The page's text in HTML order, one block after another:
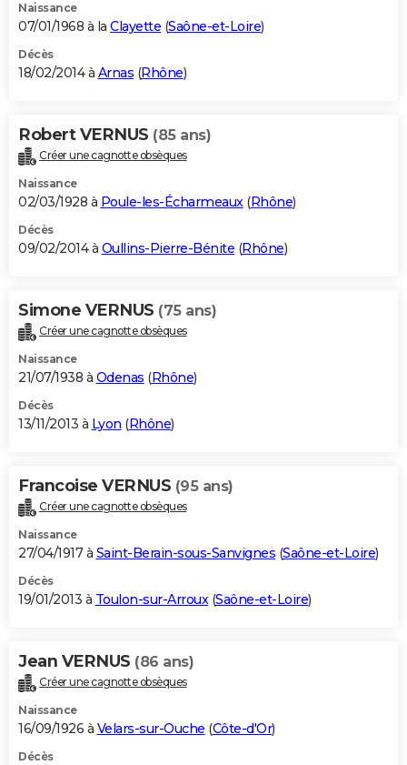
Naissance
07/01/1968 à la Clayette (Saône-et-Loire)
Décès
18/02/2014 à Arnas (Rhône)
Robert VERNUS (85 ans)
Créer une cagnotte obsèques
Naissance
02/03/1928 à Poule-les-Écharmeaux(Rhône)
Décès
09/02/2014 à Oullins-Pierre-Bénite (Rhône)
Simone VERNUS (75 ans)
Créer une cagnotte obsèques
Naissance
21/07/1938 à Odenas (Rhône)
Décès
13/11/2013 à Lyon (Rhône)
Francoise VERNUS (95 ans)
Créer une cagnotte obsèques
Naissance
27/04/1917 à Saint-Berain-sous-Sanvignes (Saône-et-Loire)
Décès
19/01/2013 à Toulon-sur-Arroux(Saône-et-Loire)
Jean VERNUS (86 ans)
Créer une cagnotte obsèques
Naissance
16/09/1926 à Velars-sur-Ouche (Côte-d'Or)
Décès